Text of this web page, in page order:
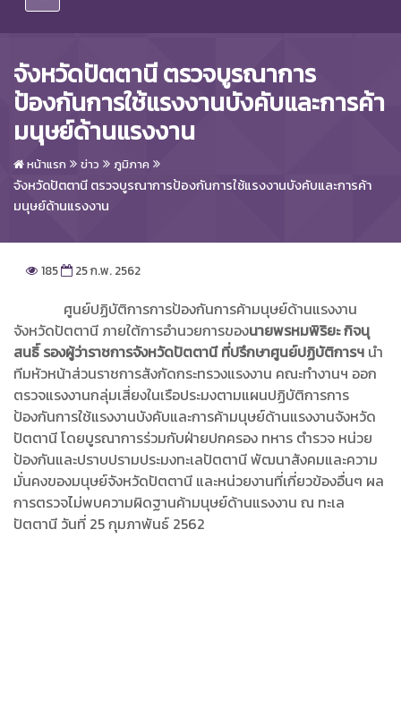
จังหวัดปัตตานี ตรวจบูรณาการ
ป้องกันการใช้แรงงานบังคับและการค้า
มนุษย์ด้านแรงงาน
หน้าแรก ข่าว ภูมิภาค
จังหวัดปัตตานี ตรวจบูรณาการป้องกันการใช้แรงงานบังคับและการค้า
มนุษย์ด้านแรงงาน
185 25 ก.พ. 2562
ศูนย์ปฏิบัติการการป้องกันการค้ามนุษย์ด้านแรงงาน
จังหวัดปัตตานี ภายใต้การอำนวยการของนายพรหมพิริยะ กิจนุ
สนธิ์ รองผู้ว่าราชการจังหวัดปัตตานี ที่ปรึกษาศูนย์ปฏิบัติการฯ นำ
ทีมหัวหน้าส่วนราชการสังกัดกระทรวงแรงงาน คณะทำงานฯ ออก
ตรวจแรงงานกลุ่มเสี่ยงในเรือประมงตามแผนปฏิบัติการการ
ป้องกันการใช้แรงงานบังคับและการค้ามนุษย์ด้านแรงงานจังหวัด
ปัตตานี โดยบูรณาการร่วมกับฝ่ายปกครอง ทหาร ตำรวจ หน่วย
ป้องกันและปราบปรามประมงทะเลปัตตานี พัฒนาสังคมและความ
มั่นคงของมนุษย์จังหวัดปัตตานี และหน่วยงานที่เกี่ยวข้องอื่นๆ ผล
การตรวจไม่พบความผิดฐานค้ามนุษย์ด้านแรงงาน ณ ทะเล
ปัตตานี วันที่ 25 กุมภาพันธ์ 2562